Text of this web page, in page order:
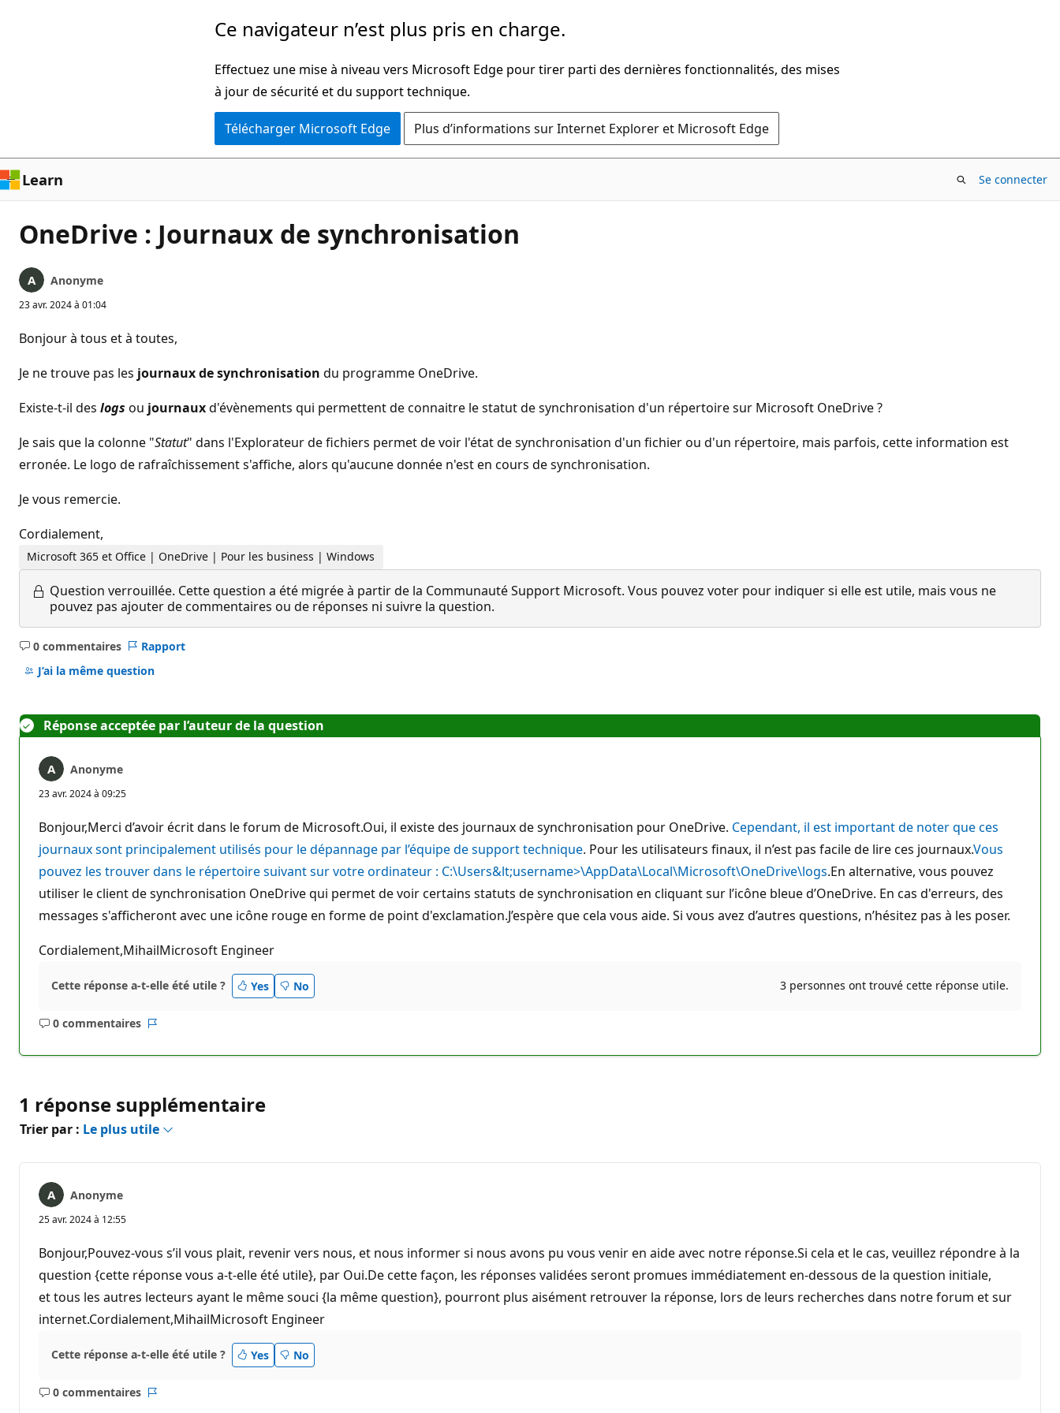
Ce navigateur n’est plus pris en charge.
Effectuez une mise à niveau vers Microsoft Edge pour tirer parti des dernières fonctionnalités, des mises
à jour de sécurité et du support technique.
Télécharger Microsoft Edge Plus d’informations sur Internet Explorer et Microsoft Edge
Learn Se connecter
OneDrive : Journaux de synchronisation
Anonyme
23 avr. 2024 à 01:04
Bonjour à tous et à toutes,
Je ne trouve pas les journaux de synchronisation du programme OneDrive.
Existe-t-il des logs ou journauxd'évènements qui permettent de connaitre le statut de synchronisation d'un répertoire sur Microsoft OneDrive ?
Je sais que la colonne "Statut" dans l'Explorateur de fichiers permet de voir l'état de synchronisation d'un fichier ou d'un répertoire, mais parfois, cette information est
erronée. Le logo de rafraîchissement s'affiche, alors qu'aucune donnée n'est en cours de synchronisation.
Je vous remercie.
Cordialement,
Microsoft 365 et Office | OneDrive | Pour les business | Windows
Question verrouillée. Cette question a été migrée à partir de la Communauté Support Microsoft. Vous pouvez voter pour indiquer si elle est utile, mais vous ne
pouvez pas ajouter de commentaires ou de réponses ni suivre la question.
0 commentaires
Aucun
commentaire
Rapport
J’ai la même question
Réponse acceptée par l’auteur de la question
Anonyme
23 avr. 2024 à 09:25
Bonjour,Merci d’avoir écrit dans le forum de Microsoft.Oui, il existe des journaux de synchronisation pour OneDrive. Cependant, il est important de noter que ces
journaux sont principalement utilisés pour le dépannage par l’équipe de support technique. Pour les utilisateurs finaux, il n’est pas facile de lire ces journaux.Vous
pouvez les trouver dans le répertoire suivant sur votre ordinateur : C:\Users&lt;username>\AppData\Local\Microsoft\OneDrive\logs.En alternative, vous pouvez
utiliser le client de synchronisation OneDrive qui permet de voir certains statuts de synchronisation en cliquant sur l’icône bleue d’OneDrive. En cas d'erreurs, des
messages s'afficheront avec une icône rouge en forme de point d'exclamation.J’espère que cela vous aide. Si vous avez d’autres questions, n’hésitez pas à les poser.
Cordialement,MihailMicrosoft Engineer
Cette réponse a-t-elle été utile ? Yes No 3 personnes ont trouvé cette réponse utile.
0 commentaires
Aucun
1 réponse supplémentaire
Trier par : Le plus utile
Anonyme
25 avr. 2024 à 12:55
Bonjour,Pouvez-vous s’il vous plait, revenir vers nous, et nous informer si nous avons pu vous venir en aide avec notre réponse.Si cela et le cas, veuillez répondre à la
question {cette réponse vous a-t-elle été utile}, par Oui.De cette façon, les réponses validées seront promues immédiatement en-dessous de la question initiale,
et tous les autres lecteurs ayant le même souci {la même question}, pourront plus aisément retrouver la réponse, lors de leurs recherches dans notre forum et sur
internet.Cordialement,MihailMicrosoft Engineer
Cette réponse a-t-elle été utile ? Yes No
0 commentaires
Aucun